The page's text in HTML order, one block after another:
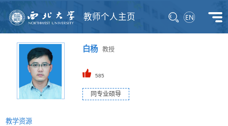
教师个人主页
白杨教授
585
同专业硕导
教学资源